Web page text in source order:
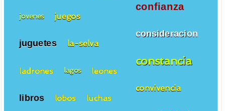
confianza
consideracion
constancia
convivencia
jovenes juegos
juguetes la-selva
ladrones lagos leones
libros lobos luchas